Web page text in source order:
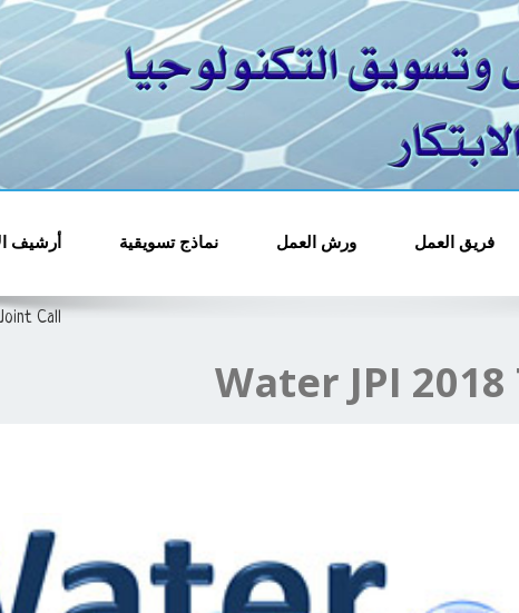
مجمع مكاتب نقل
أرشيف نماذج تسويقية ورش العمل فريق العمل
Water JPI
Call